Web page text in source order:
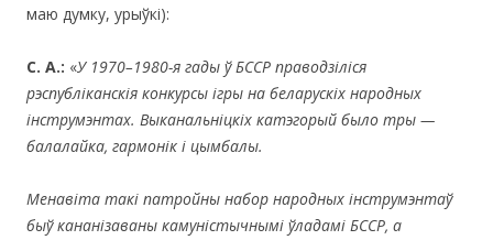
маю думку, урыўкі):
С. А.: «У 1970–1980-я гады ў БССР праводзіліся
рэспубліканскія конкурсы ігры на беларускіх народных
інструмэнтах. Выканальніцкіх катэгорый было тры —
балалайка, гармонік і цымбалы.
Менавіта такі патройны набор народных інструмэнтаў
быў кананізаваны камуністычнымі ўладамі БССР, а